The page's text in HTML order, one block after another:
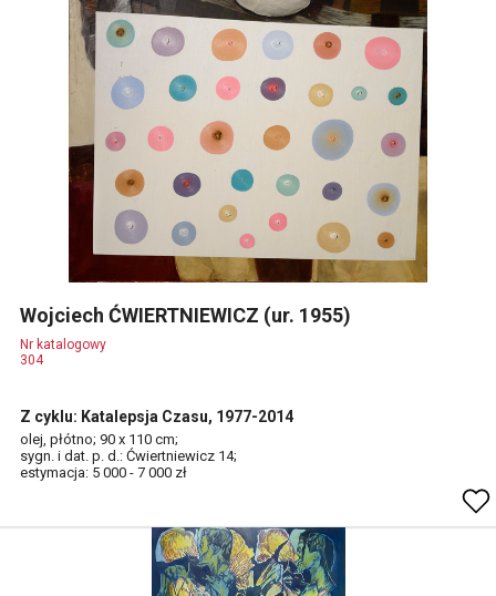
Wojciech ĆWIERTNIEWICZ (ur. 1955)
Nr katalogowy
304
Z cyklu: Katalepsja Czasu, 1977-2014
olej, płótno; 90 x 110 cm;
sygn. i dat. p. d.: Ćwiertniewicz 14;
estymacja: 5 000 - 7 000 zł